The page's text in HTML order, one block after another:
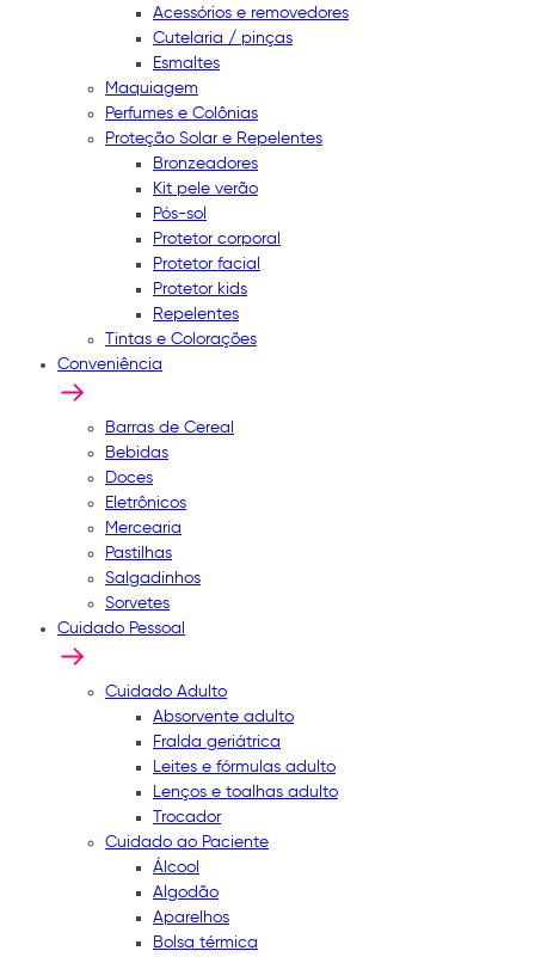
Acessórios e removedores
Cutelaria / pinças
Esmaltes
Maquiagem
Perfumes e Colônias
Proteção Solar e Repelentes
Bronzeadores
Kit pele verão
Pós-sol
Protetor corporal
Protetor facial
Protetor kids
Repelentes
Tintas e Colorações
Conveniência
Barras de Cereal
Bebidas
Doces
Eletrônicos
Mercearia
Pastilhas
Salgadinhos
Sorvetes
Cuidado Pessoal
Cuidado Adulto
Absorvente adulto
Fralda geriátrica
Leites e fórmulas adulto
Lenços e toalhas adulto
Trocador
Cuidado ao Paciente
Álcool
Algodão
Aparelhos
Bolsa térmica